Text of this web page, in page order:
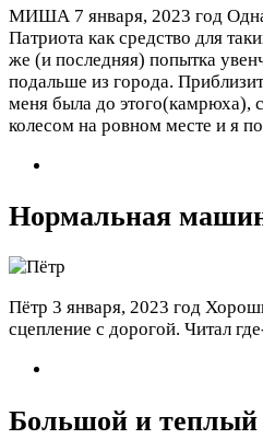
МИША 7 января, 2023 год
Патриота как средство для
же (и последняя) попытка
подальше из города.
меня была до этого(камрюха),
колесом на ровном месте и я
Нормальная
Пётр 3 января, 2023 год
сцепление с дорогой. Читал
Большой и теплый